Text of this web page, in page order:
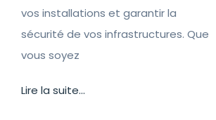
vos installations et garantir la
sécurité de vos infrastructures. Que
vous soyez
Lire la suite...